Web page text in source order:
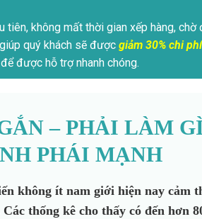
tiên, không mất thời gian xếp hàng, chờ
quý khách sẽ được giảm 30% chi phí
được hỗ trợ nhanh chóng.
– PHẢI LÀM
PHÁI MẠNH
không ít nam giới hiện nay cảm
thống kê cho thấy có đến hơn